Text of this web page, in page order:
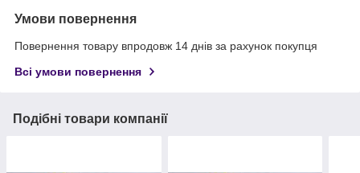
Умови повернення
Повернення товару впродовж 14 днів за рахунок покупця
Всі умови повернення
Подібні товари компанії